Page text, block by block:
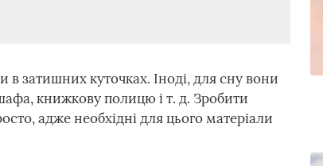
затишних куточках. Іноді, для сну вони
книжкову полицю і т. д. Зробити
адже необхідні для цього матеріали